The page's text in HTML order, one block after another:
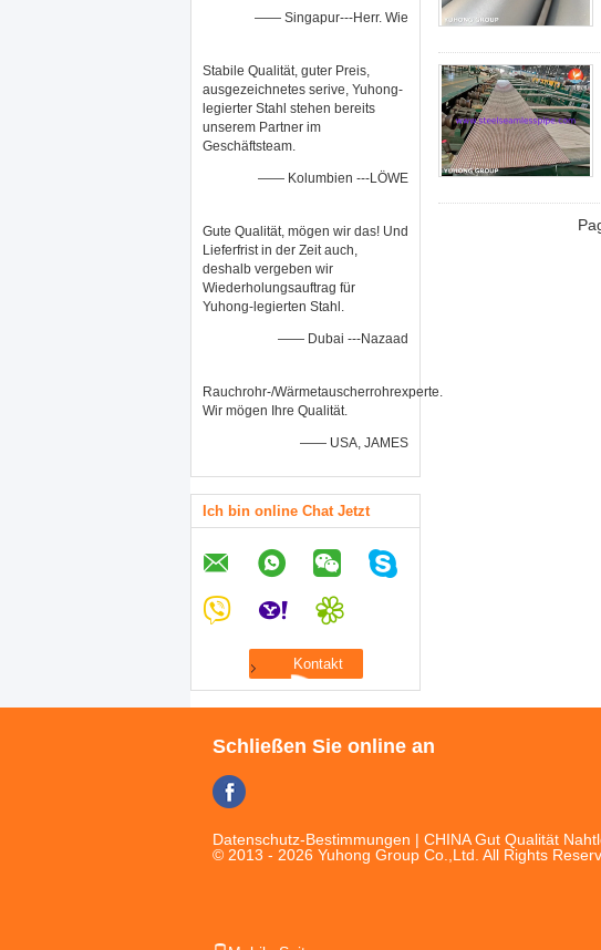
—— Singapur---Herr. Wie
Stabile Qualität, guter Preis,
ausgezeichnetes serive, Yuhong-
legierter Stahl stehen bereits
unserem Partner im
Geschäftsteam.
—— Kolumbien ---LÖWE
Gute Qualität, mögen wir das! Und
Lieferfrist in der Zeit auch,
deshalb vergeben wir
Wiederholungsauftrag für
Yuhong-legierten Stahl.
—— Dubai ---Nazaad
Rauchrohr-/Wärmetauscherrohrexperte.
Wir mögen Ihre Qualität.
—— USA, JAMES
Ich bin online Chat Jetzt
Schließen Sie online an
Datenschutz-Bestimmungen | CHINA Gut Qualität
© 2013 - 2026 Yuhong Group Co.,Ltd. All Rights